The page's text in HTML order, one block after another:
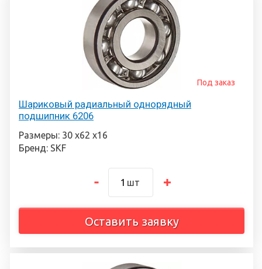
Шариковый радиальный однорядный
подшипник 6206
Под заказ
Размеры: 30 х62 х16
Бренд: SKF
шт
Оставить заявку